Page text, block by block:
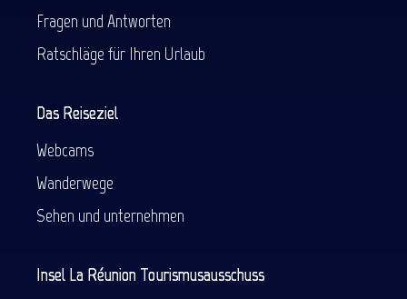
Fragen und Antworten
Ratschläge für Ihren Urlaub
Das Reiseziel
Webcams
Wanderwege
Sehen und unternehmen
Insel La Réunion Tourismusausschuss